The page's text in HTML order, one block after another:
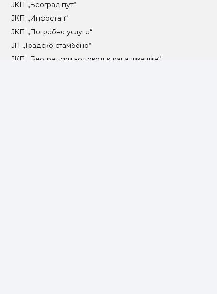
ЈКП „Београд пут“
ЈКП „Инфостан“
ЈКП „Погребне услуге“
ЈП „Градско стамбено“
ЈКП „Београдски водовод и канализација“